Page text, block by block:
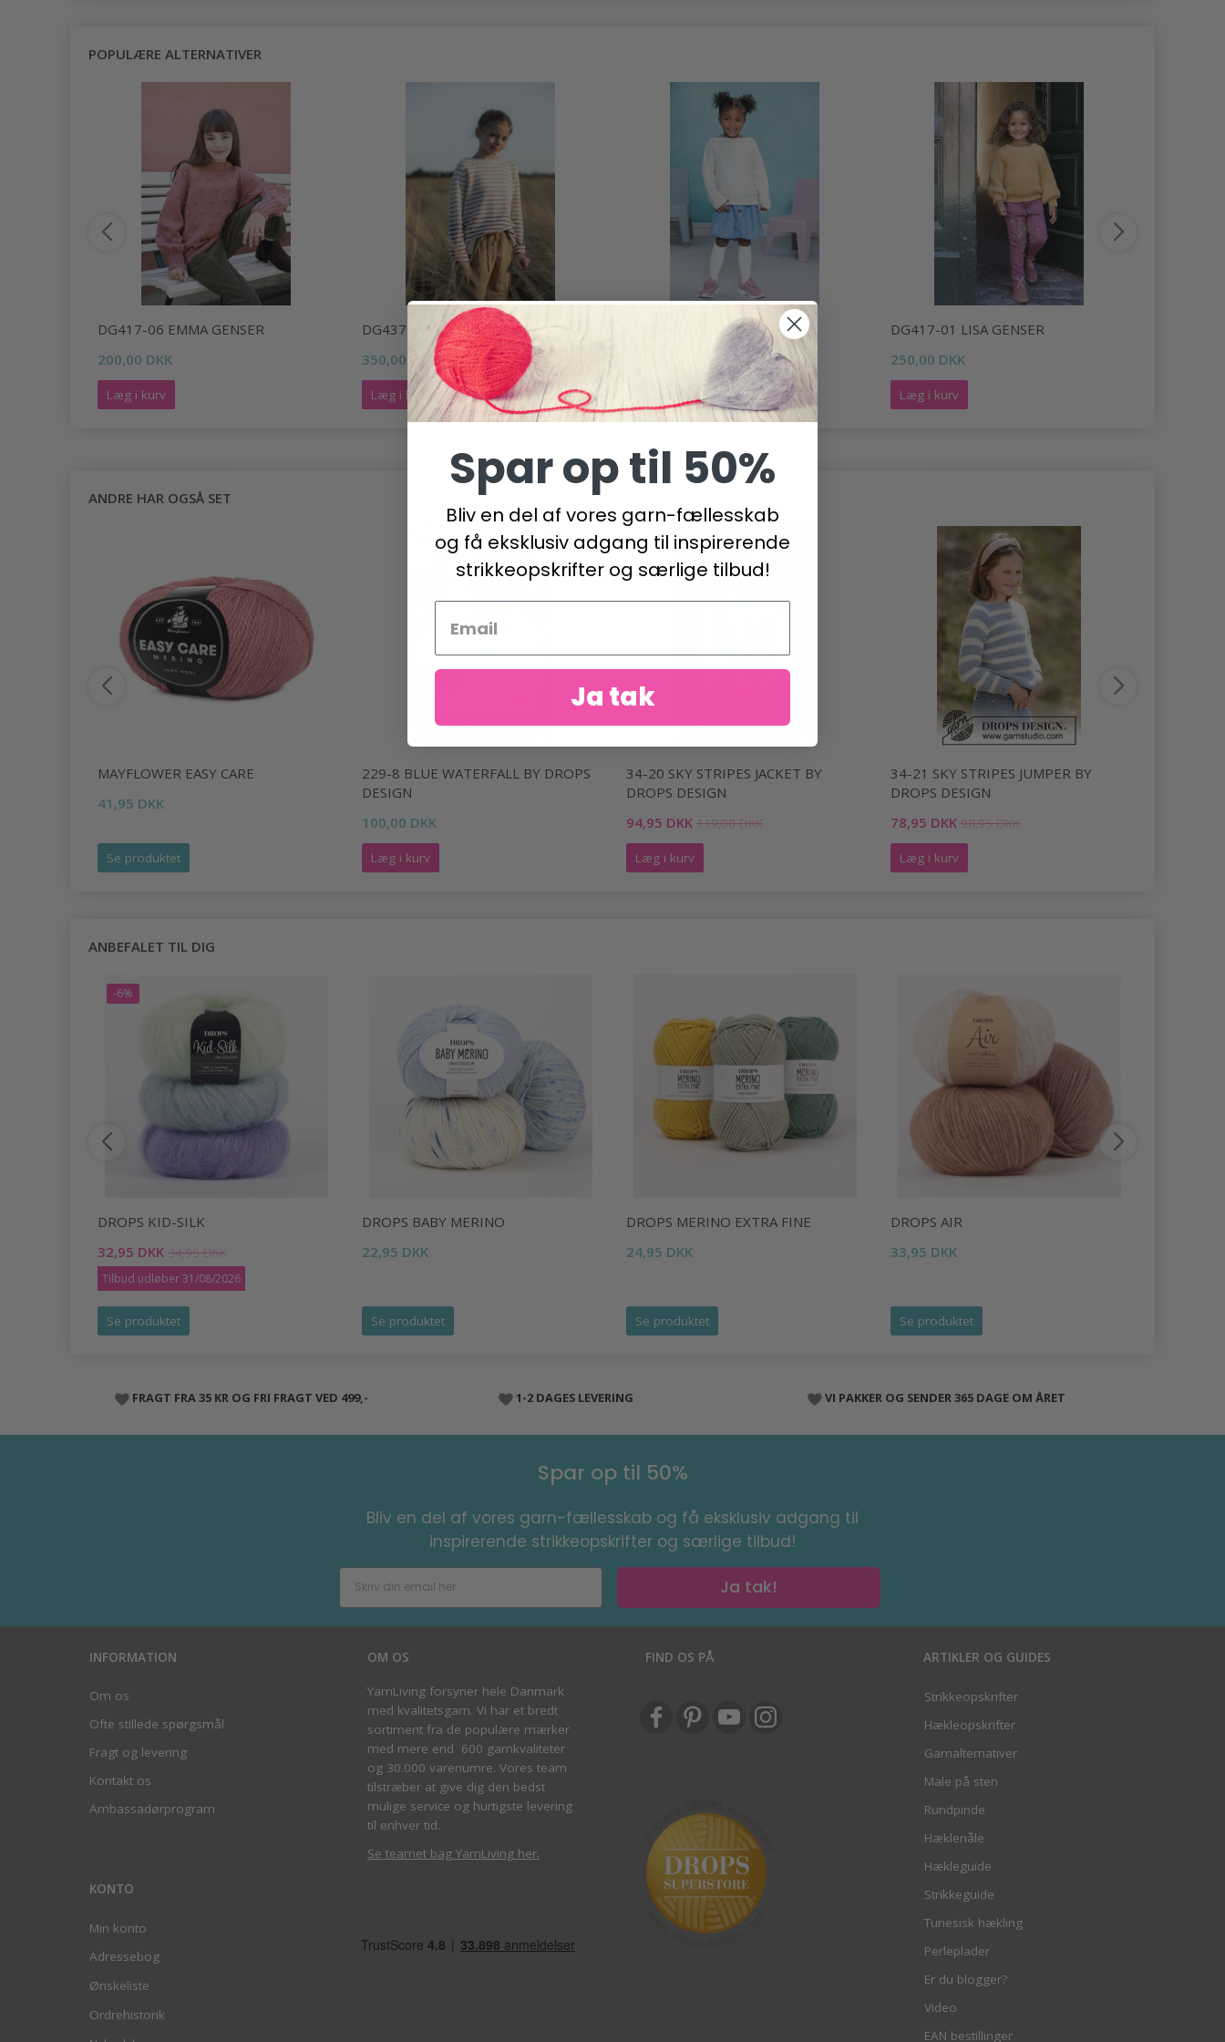
POPULÆRE ALTERNATIVER
DG417-06 EMMA GENSER
200,00 DKK
Læg i kurv
DG437-09 YMRE GENSER
350,00 DKK
Læg i kurv
DSA76-02 GINA KIDS GENSER
Læg i kurv
DG417-01 LISA GENSER
250,00 DKK
Læg i kurv
ANDRE HAR OGSÅ SET
MAYFLOWER EASY CARE
41,95 DKK
Se produktet
229-8 BLUE WATERFALL BY DROPS
DESIGN
100,00 DKK
Læg i kurv
34-20 SKY STRIPES JACKET BY
DROPS DESIGN
94,95 DKK 119,00 DKK
Læg i kurv
34-21 SKY STRIPES JUMPER BY
DROPS DESIGN
78,95 DKK 98,95 DKK
Læg i kurv
ANBEFALET TIL DIG
-6%
DROPS KID-SILK
32,95 DKK 34,95 DKK
Tilbud udløber 31/08/2026
Se produktet
DROPS BABY MERINO
22,95 DKK
Se produktet
DROPS MERINO EXTRA FINE
24,95 DKK
Se produktet
DROPS AIR
33,95 DKK
Se produktet
FRAGT FRA 35 KR OG FRI FRAGT VED 499,- 1-2 DAGES LEVERING VI PAKKER OG SENDER 365 DAGE OM ÅRET
Spar op til 50%
Bliv en del af vores garn-fællesskab og få eksklusiv adgang til
inspirerende strikkeopskrifter og særlige tilbud!
Ja tak!
INFORMATION
Om os
Ofte stillede spørgsmål
Fragt og levering
Kontakt os
Ambassadørprogram
KONTO
Min konto
Adressebog
Ønskeliste
Ordrehistorik
OM OS
YarnLiving forsyner hele Danmark
med kvalitetsgarn. Vi har et bredt
sortiment fra de populære mærker
med mere end 600 garnkvaliteter
og 30.000 varenumre. Vores team
tilstræber at give dig den bedst
mulige service og hurtigste levering
til enhver tid.
Se teamet bag YarnLiving her.
FIND OS PÅ ARTIKLER OG GUIDES
Strikkeopskrifter
Hækleopskrifter
Garnalternativer
Male på sten
Rundpinde
Hæklenåle
Hækleguide
Strikkeguide
Tunesisk hækling
Perleplader
Er du blogger?
Video
EAN bestillinger
Spar op til 50%
Bliv en del af vores garn-fællesskab
og få eksklusiv adgang til inspirerende
strikkeopskrifter og særlige tilbud!
Ja tak